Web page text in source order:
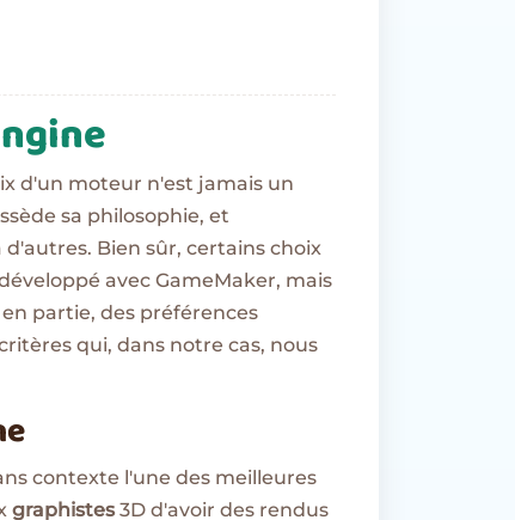
d'un moteur n'est jamais un
sa philosophie, et
Bien sûr, certains choix
avec GameMaker, mais
partie, des préférences
qui, dans notre cas, nous
contexte l'une des meilleures
graphistes3D d'avoir des rendus